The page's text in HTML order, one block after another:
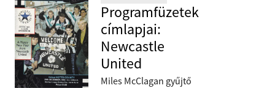
Programfüzetek
címlapjai:
Newcastle
United
Miles McClagan gyűjtő